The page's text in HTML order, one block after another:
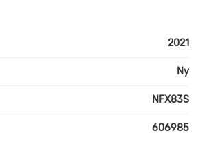
2021
Ny
NFX83S
606985